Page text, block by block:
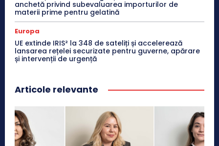
anchetă privind subevaluarea importurilor de
materii prime pentru gelatină
Europa
UE extinde IRIS² la 348 de sateliți și accelerează
lansarea rețelei securizate pentru guverne, apărare
și intervenții de urgență
Articole relevante